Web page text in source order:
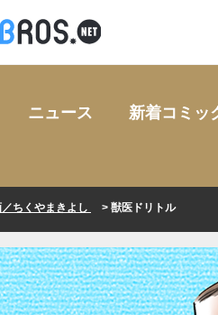
ニュース 新着コミッ
ちくやまきよし > 獣医ドリトル